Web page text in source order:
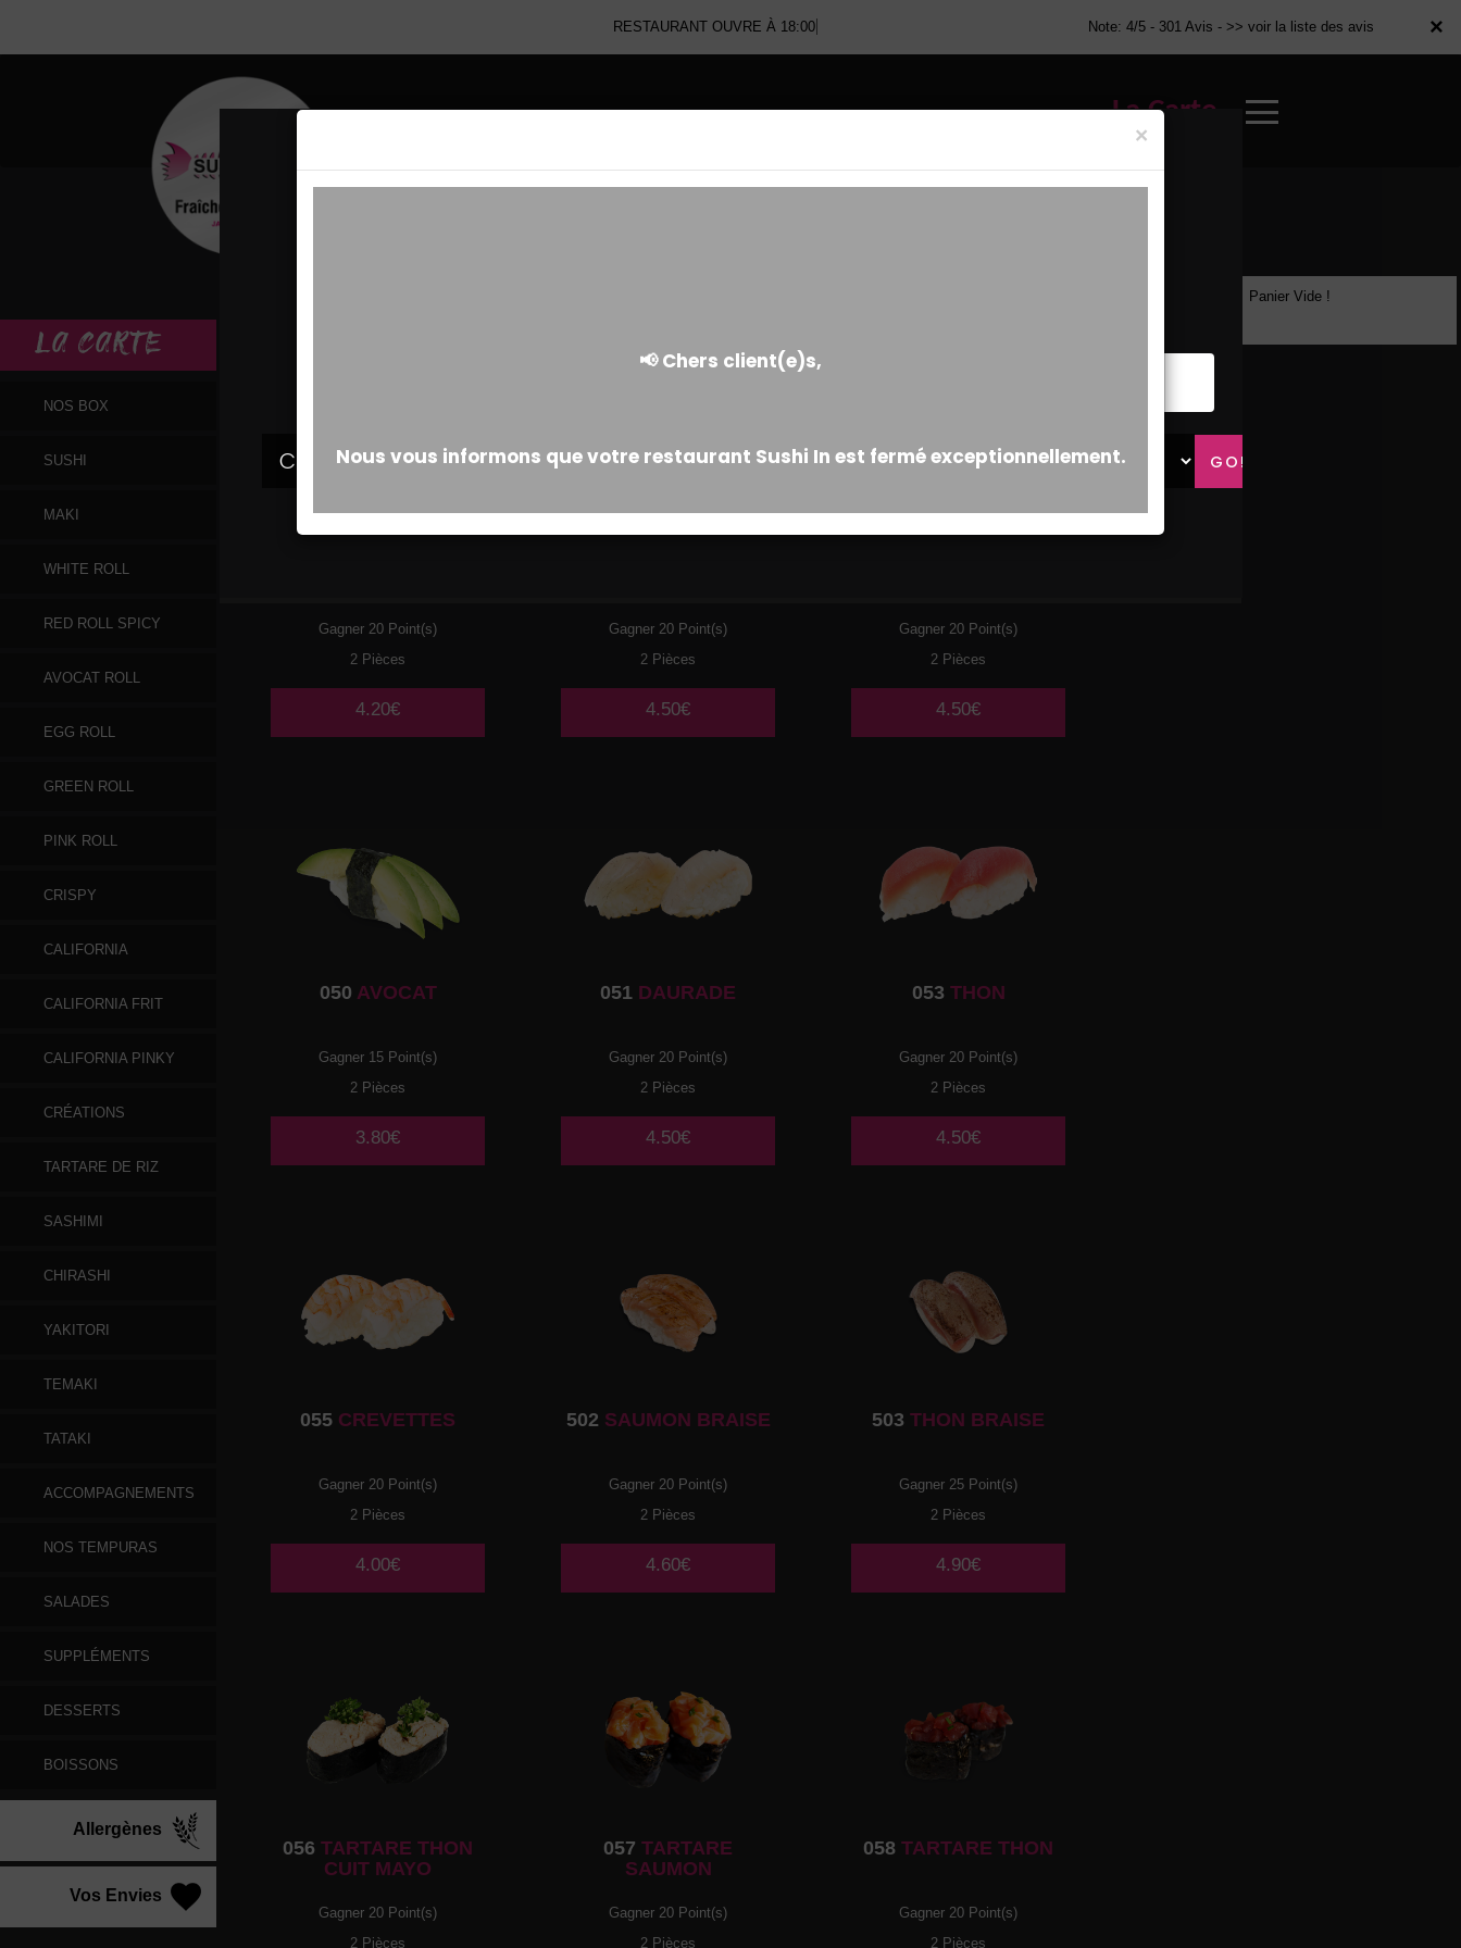
×
RESTAURANT OUVRE À 18:00 Note: 4/5 - 301 Avis - >> voir la liste des avis
La Carte
×
LA CARTE
NOS BOX
SUSHI
MAKI
WHITE ROLL
RED ROLL SPICY
AVOCAT ROLL
EGG ROLL
GREEN ROLL
PINK ROLL
CRISPY
CALIFORNIA
CALIFORNIA FRIT
CALIFORNIA PINKY
CRÉATIONS
TARTARE DE RIZ
SASHIMI
CHIRASHI
YAKITORI
TEMAKI
TATAKI
ACCOMPAGNEMENTS
NOS TEMPURAS
SALADES
SUPPLÉMENTS
DESSERTS
BOISSONS
Allergènes
Vos Envies
Gagner 20 Point(s)
2 Pièces
4.20€
Gagner 20 Point(s)
2 Pièces
4.50€
Gagner 20 Point(s)
2 Pièces
4.50€
050 AVOCAT
Gagner 15 Point(s)
2 Pièces
3.80€
051 DAURADE
Gagner 20 Point(s)
2 Pièces
4.50€
053 THON
Gagner 20 Point(s)
2 Pièces
4.50€
055 CREVETTES
Gagner 20 Point(s)
2 Pièces
4.00€
502 SAUMON BRAISE
Gagner 20 Point(s)
2 Pièces
4.60€
503 THON BRAISE
Gagner 25 Point(s)
2 Pièces
4.90€
056 TARTARE THON
CUIT MAYO
Gagner 20 Point(s)
2 Pièces
057 TARTARE
SAUMON
Gagner 20 Point(s)
2 Pièces
058 TARTARE THON
Gagner 20 Point(s)
2 Pièces
Panier Vide !
×